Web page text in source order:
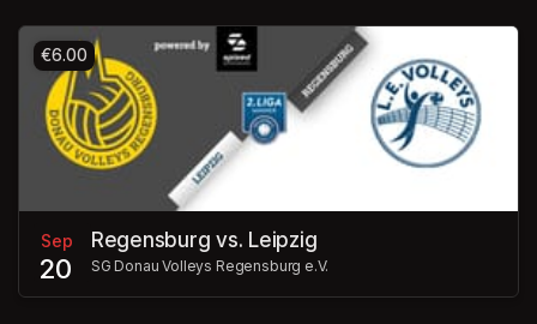
€6.00
Sep
20
Regensburg vs. Leipzig
SG Donau Volleys Regensburg e.V.